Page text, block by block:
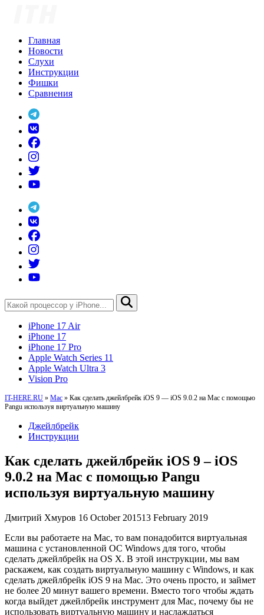
Главная
Новости
Слухи
Инструкции
Фишки
Сравнения
iPhone 17 Air
iPhone 17
iPhone 17 Pro
Apple Watch Series 11
Apple Watch Ultra 3
Vision Pro
IT-HERE.RU » Mac » Как сделать джейлбрейк iOS 9 — iOS 9.0.2 на Mac с помощью
Pangu используя виртуальную машину
Джейлбрейк
Инструкции
Как сделать джейлбрейк iOS 9 – iOS
9.0.2 на Mac с помощью Pangu
используя виртуальную машину
Дмитрий Хмуров 16 October 201513 February 2019
Если вы работаете на Mac, то вам понадобится виртуальная
машина с установленной ОС Windows для того, чтобы
сделать джейлбрейк на OS X. В этой инструкции, мы вам
раскажем, как создать виртуальную машину с Windows, и как
сделать джейлбрейк iOS 9 на Mac. Это очень просто, и займет
не более 20 минут вашего времени. Вместо того чтобы ждать
когда выйдет джейлбрейк инструмент для Mac, почему бы не
использовать виртуальную машину и наслаждаться